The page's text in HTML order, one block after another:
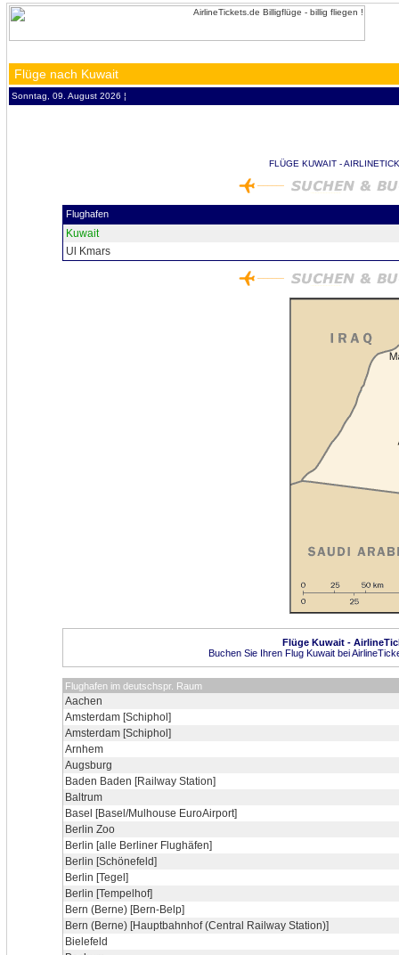
Flüge nach Kuwait
Sonntag, 09. August 2026 ¦
FLÜGE KUWAIT -
Flughafen
Kuwait
Ul Kmars
Flüge Kuwait -
Buchen Sie Ihren Flug Kuwait bei
Flughafen im deutschspr. Raum
Aachen
Amsterdam [Schiphol]
Amsterdam [Schiphol]
Arnhem
Augsburg
Baden Baden [Railway Station]
Baltrum
Basel [Basel/Mulhouse EuroAirport]
Berlin Zoo
Berlin [alle Berliner Flughäfen]
Berlin [Schönefeld]
Berlin [Tegel]
Berlin [Tempelhof]
Bern (Berne) [Bern-Belp]
Bern (Berne) [Hauptbahnhof (Central Railway Station)]
Bielefeld